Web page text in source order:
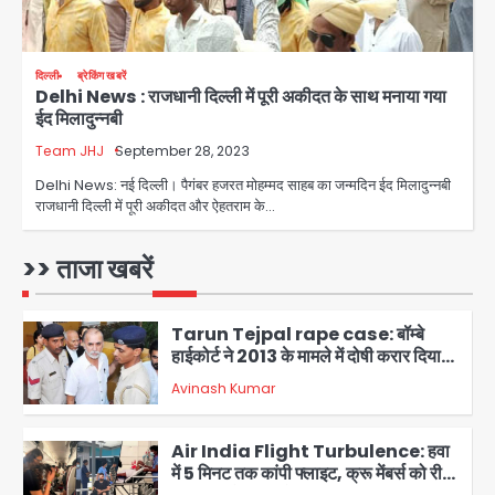
दिल्ली ब्रेकिंग खबरें
Delhi News : राजधानी दिल्ली में पूरी अकीदत के साथ मनाया गया
ईद मिलादुन्नबी
Team JHJ September 28, 2023
Delhi News: नई दिल्ली। पैगंबर हजरत मोहम्मद साहब का जन्मदिन ईद मिलादुन्नबी
राजधानी दिल्ली में पूरी अकीदत और ऐहतराम के…
>> ताजा खबरें
4
in Uttar Pradesh: अतीक अहमद के बेटे
अबान की मौत, हमीरपुर में बस-टैंकर भिड़ंत में
तीन की जान गई
Avinash Kumar
GBU Noida AI Centre: जीबीयू में बनेगा
युवाओं को मिलेगा फ्री ट्रेनिंग
Avinash Kumar
1
Noida Sector-105: खूंखार कुत्तों और
2
Tarun Tejpal rape case: बॉम्बे
हाईकोर्ट ने 2013 के मामले में दोषी करार दिया,
10 साल की सजा सुनाई
Avinash Kumar
Air India Flight Turbulence: हवा
में 5 मिनट तक कांपी फ्लाइट, क्रू मेंबर्स को रीढ़